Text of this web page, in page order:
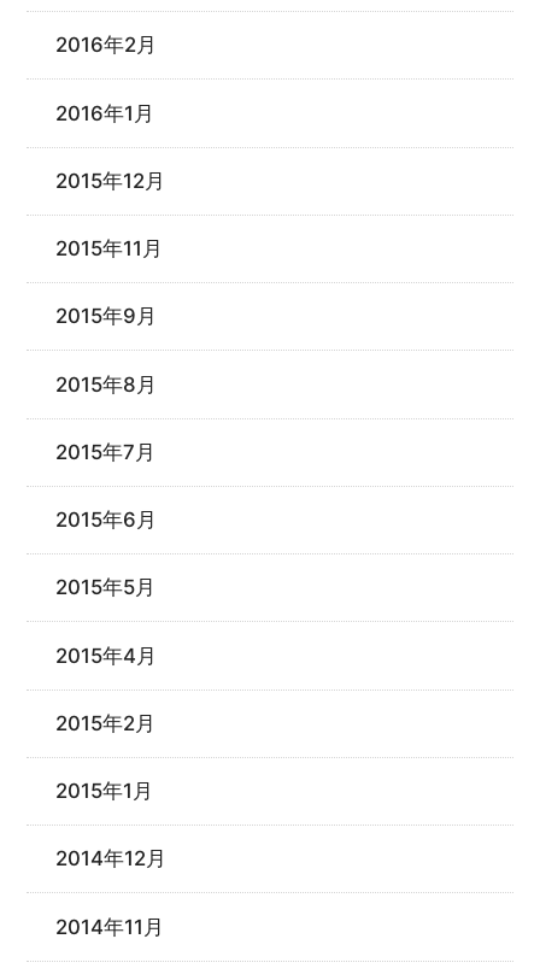
2016年2月
2016年1月
2015年12月
2015年11月
2015年9月
2015年8月
2015年7月
2015年6月
2015年5月
2015年4月
2015年2月
2015年1月
2014年12月
2014年11月